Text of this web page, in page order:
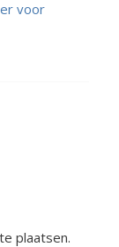
voor
plaatsen.